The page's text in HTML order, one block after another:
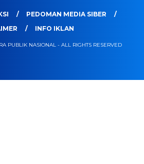
PEDOMAN MEDIA SIBER
INFO IKLAN
PUBLIK NASIONAL - ALL RIGHTS RESERVED